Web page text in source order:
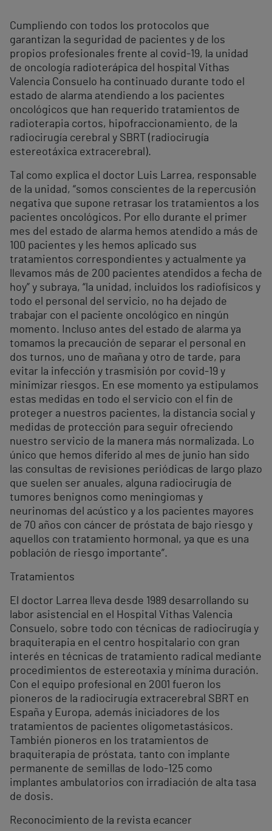
Cumpliendo con todos los protocolos que
garantizan la seguridad de pacientes y de los
propios profesionales frente al covid-19, la unidad
de oncología radioterápica del hospital Vithas
Valencia Consuelo ha continuado durante todo el
estado de alarma atendiendo a los pacientes
oncológicos que han requerido tratamientos de
radioterapia cortos, hipofraccionamiento, de la
radiocirugía cerebral y SBRT (radiocirugía
estereotáxica extracerebral).
Tal como explica el doctor Luis Larrea, responsable
de la unidad, “somos conscientes de la repercusión
negativa que supone retrasar los tratamientos a los
pacientes oncológicos. Por ello durante el primer
mes del estado de alarma hemos atendido a más de
100 pacientes y les hemos aplicado sus
tratamientos correspondientes y actualmente ya
llevamos más de 200 pacientes atendidos a fecha de
hoy” y subraya, “la unidad, incluidos los radiofísicos y
todo el personal del servicio, no ha dejado de
trabajar con el paciente oncológico en ningún
momento. Incluso antes del estado de alarma ya
tomamos la precaución de separar el personal en
dos turnos, uno de mañana y otro de tarde, para
evitar la infección y trasmisión por covid-19 y
minimizar riesgos. En ese momento ya estipulamos
estas medidas en todo el servicio con el fin de
proteger a nuestros pacientes, la distancia social y
medidas de protección para seguir ofreciendo
nuestro servicio de la manera más normalizada. Lo
único que hemos diferido al mes de junio han sido
las consultas de revisiones periódicas de largo plazo
que suelen ser anuales, alguna radiocirugía de
tumores benignos como meningiomas y
neurinomas del acústico y a los pacientes mayores
de 70 años con cáncer de próstata de bajo riesgo y
aquellos con tratamiento hormonal, ya que es una
población de riesgo importante”.
Tratamientos
El doctor Larrea lleva desde 1989 desarrollando su
labor asistencial en el Hospital Vithas Valencia
Consuelo, sobre todo con técnicas de radiocirugía y
braquiterapia en el centro hospitalario con gran
interés en técnicas de tratamiento radical mediante
procedimientos de estereotaxia y mínima duración.
Con el equipo profesional en 2001 fueron los
pioneros de la radiocirugía extracerebral SBRT en
España y Europa, además iniciadores de los
tratamientos de pacientes oligometastásicos.
También pioneros en los tratamientos de
braquiterapia de próstata, tanto con implante
permanente de semillas de Iodo-125 como
implantes ambulatorios con irradiación de alta tasa
de dosis.
Reconocimiento de la revista ecancer